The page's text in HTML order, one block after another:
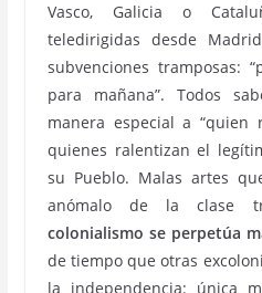
Vasco, Galicia o
teledirigidas desde
subvenciones tramposas:
para mañana”. Todos
manera especial a
quienes ralentizan el
su Pueblo. Malas artes
anómalo de la clase
colonialismo se perpetúa
de tiempo que otras
la independencia: única